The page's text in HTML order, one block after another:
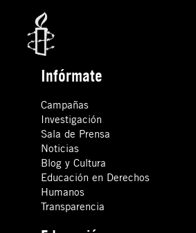
Infórmate
Campañas
Investigación
Sala de Prensa
Noticias
Blog y Cultura
Educación en Derechos
Humanos
Transparencia